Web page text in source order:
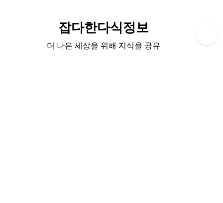
잡다한다식정보
더 나은 세상을 위해 지식을 공유